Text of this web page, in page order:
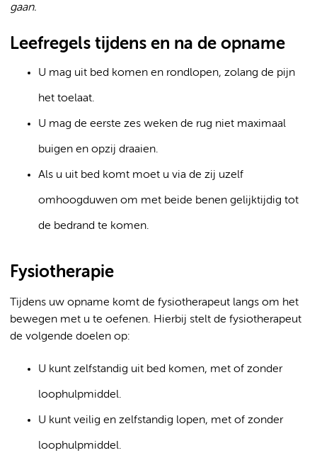
gaan.
Leefregels tijdens en na de opname
U mag uit bed komen en rondlopen, zolang de pijn
het toelaat.
U mag de eerste zes weken de rug niet maximaal
buigen en opzij draaien.
Als u uit bed komt moet u via de zij uzelf
omhoogduwen om met beide benen gelijktijdig tot
de bedrand te komen.
Fysiotherapie
Tijdens uw opname komt de fysiotherapeut langs om het
bewegen met u te oefenen. Hierbij stelt de fysiotherapeut
de volgende doelen op:
U kunt zelfstandig uit bed komen, met of zonder
loophulpmiddel.
U kunt veilig en zelfstandig lopen, met of zonder
loophulpmiddel.